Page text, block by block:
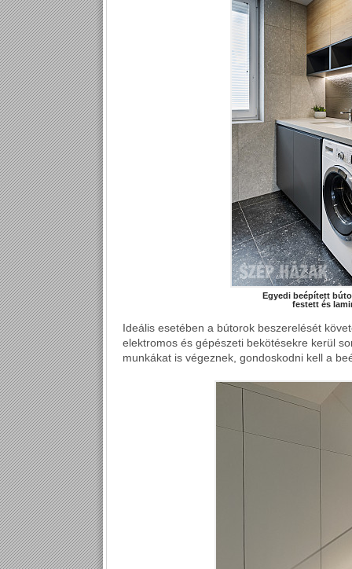
Egyedi beépített
festett és
Ideális esetében a bútorok beszerelését
elektromos és gépészeti bekötésekre kerül
munkákat is végeznek, gondoskodni kell a